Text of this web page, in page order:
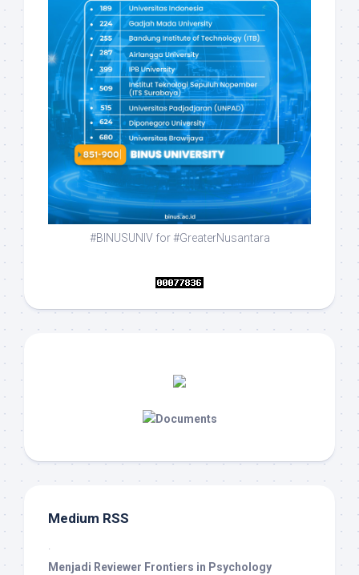
#BINUSUNIV for #GreaterNusantara
Medium RSS
·
Menjadi Reviewer Frontiers in Psychology